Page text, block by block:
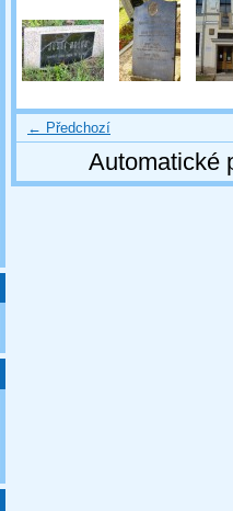
← Předchozí
Automatické